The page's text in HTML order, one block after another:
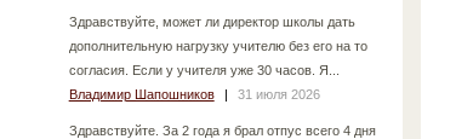
Здравствуйте, может ли директор школы дать
дополнительную нагрузку учителю без его на то
согласия. Если у учителя уже 30 часов. Я...
Владимир Шапошников
| 31 июля 2026
Здравствуйте. За 2 года я брал отпус всего 4 дня